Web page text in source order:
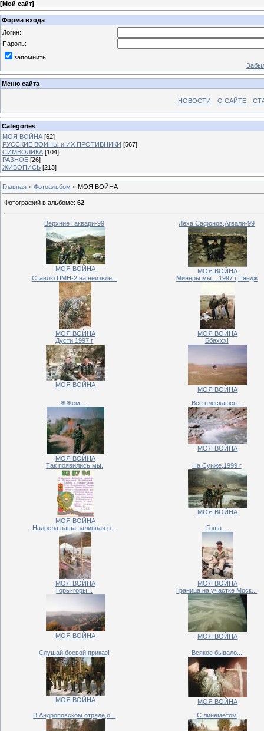
[Мой сайт]
Форма входа
Логин:
Пароль:
запомнить
Меню сайта
НОВОСТИ О САЙТЕ
Categories
МОЯ ВОЙНА [62]
РУССКИЕ ВОИНЫ и ИХ ПРОТИВНИКИ [567]
СИМВОЛИКА [104]
РАЗНОЕ [26]
ЖИВОПИСЬ [213]
Главная » Фотоальбом » МОЯ ВОЙНА
Фотографий в альбоме: 62
Верхние Гаквари-99
МОЯ ВОЙНА
Лёха Сафонов,Агвали-99
МОЯ ВОЙНА
Ставлю ПМН-2 на неизвле...
МОЯ ВОЙНА
Минеры мы....1997 г,Пяндж
МОЯ ВОЙНА
Дусти.1997 г
МОЯ ВОЙНА
Ббаххх!
МОЯ ВОЙНА
ЖЖём.....
МОЯ ВОЙНА
Всё плескаюсь...
МОЯ ВОЙНА
Так появились мы.
МОЯ ВОЙНА
На Сунже,1999 г
МОЯ ВОЙНА
Надоела ваша заливная р...
МОЯ ВОЙНА
Гоша...
МОЯ ВОЙНА
Горы-горы...
МОЯ ВОЙНА
Граница на участке Моск...
МОЯ ВОЙНА
Слушай боевой приказ!
МОЯ ВОЙНА
Всякое бывало...
МОЯ ВОЙНА
В Андроповском отряде,о...
С линеметом